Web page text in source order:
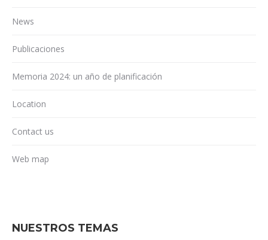
News
Publicaciones
Memoria 2024: un año de planificación
Location
Contact us
Web map
NUESTROS TEMAS